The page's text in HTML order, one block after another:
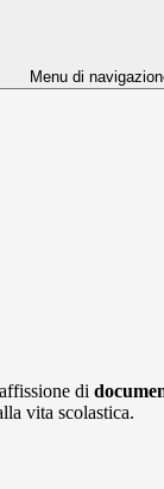
Menu di
di
vita scolastica.